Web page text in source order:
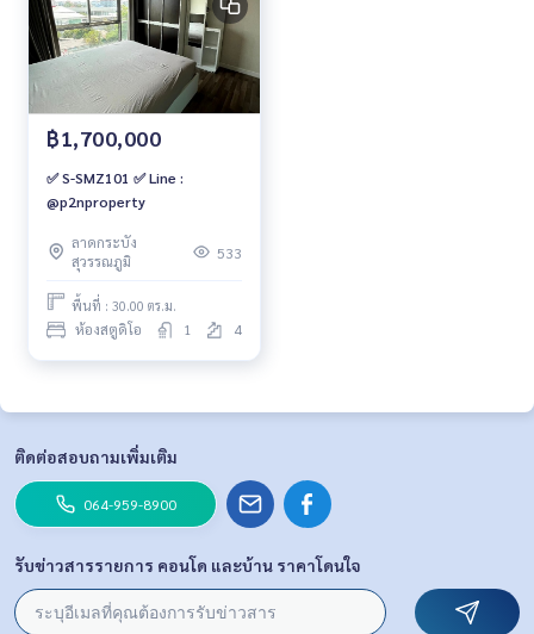
฿1,700,000
✅ S-SMZ101 ✅ Line :
@p2nproperty
ลาดกระบัง
สุวรรณภูมิ
533
พื้นที่ : 30.00 ตร.ม.
ห้องสตูดิโอ 1 4
ติดต่อสอบถามเพิ่มเติม
064-959-8900
รับข่าวสารรายการ คอนโด และบ้าน ราคาโดนใจ